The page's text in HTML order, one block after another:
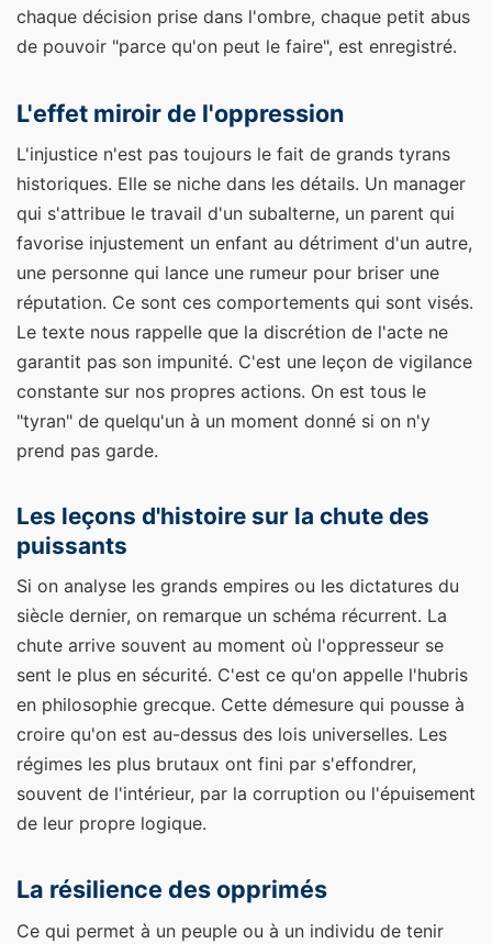
chaque décision prise dans l'ombre, chaque petit abus
de pouvoir "parce qu'on peut le faire", est enregistré.
L'effet miroir de l'oppression
L'injustice n'est pas toujours le fait de grands tyrans
historiques. Elle se niche dans les détails. Un manager
qui s'attribue le travail d'un subalterne, un parent qui
favorise injustement un enfant au détriment d'un autre,
une personne qui lance une rumeur pour briser une
réputation. Ce sont ces comportements qui sont visés.
Le texte nous rappelle que la discrétion de l'acte ne
garantit pas son impunité. C'est une leçon de vigilance
constante sur nos propres actions. On est tous le
"tyran" de quelqu'un à un moment donné si on n'y
prend pas garde.
Les leçons d'histoire sur la chute des
puissants
Si on analyse les grands empires ou les dictatures du
siècle dernier, on remarque un schéma récurrent. La
chute arrive souvent au moment où l'oppresseur se
sent le plus en sécurité. C'est ce qu'on appelle l'hubris
en philosophie grecque. Cette démesure qui pousse à
croire qu'on est au-dessus des lois universelles. Les
régimes les plus brutaux ont fini par s'effondrer,
souvent de l'intérieur, par la corruption ou l'épuisement
de leur propre logique.
La résilience des opprimés
Ce qui permet à un peuple ou à un individu de tenir